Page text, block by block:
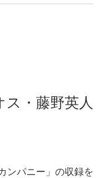
ス・藤野英人
ンパニー」の収録を